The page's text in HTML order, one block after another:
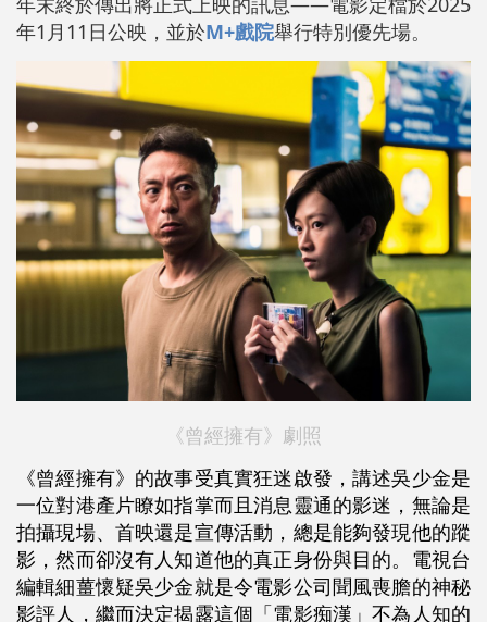
年1月11日公映，並於M+戲院舉行特別優先場。
《曾經擁有》劇照
《曾經擁有》的故事受真實狂迷啟發，講述吳少金是
一位對港產片瞭如指掌而且消息靈通的影迷，無論是
拍攝現場、首映還是宣傳活動，總是能夠發現他的蹤
影，然而卻沒有人知道他的真正身份與目的。電視台
編輯細薑懷疑吳少金就是令電影公司聞風喪膽的神秘
影評人，繼而決定揭露這個「電影痴漢」不為人知的